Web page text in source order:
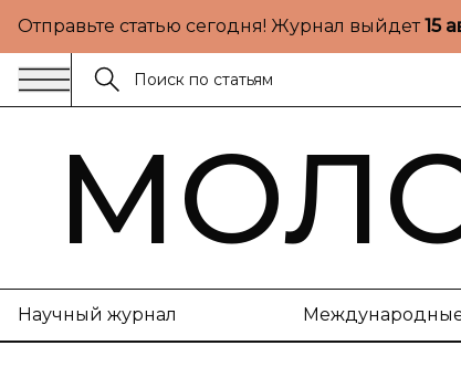
Отправьте статью сегодня! Журнал выйдет15
Научный журнал